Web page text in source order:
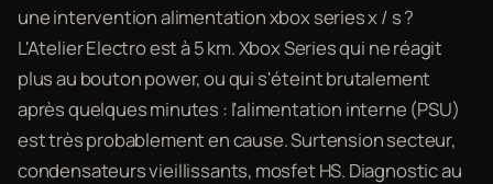
une intervention alimentation xbox series x / s ?
L'Atelier Electro est à 5 km. Xbox Series qui ne réagit
plus au bouton power, ou qui s'éteint brutalement
après quelques minutes : l'alimentation interne (PSU)
est très probablement en cause. Surtension secteur,
condensateurs vieillissants, mosfet HS. Diagnostic au